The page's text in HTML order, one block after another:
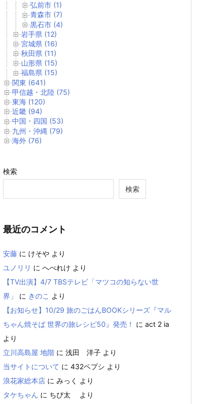
弘前市 (1)
青森市 (7)
黒石市 (4)
岩手県 (12)
宮城県 (16)
秋田県 (11)
山形県 (15)
福島県 (15)
関東 (641)
甲信越・北陸 (75)
東海 (120)
近畿 (94)
中国・四国 (53)
九州・沖縄 (79)
海外 (76)
検索
検索
最近のコメント
安藤 に けそや より
ユノリリ に へべれけ より
【TV出演】4/7 TBSテレビ「マツコの知らない世
界」
に きのこ より
【お知らせ】10/29 旅のごはんBOOKシリーズ『マル
ちゃん焼そば 世界の旅レシピ50』発売！
に act 2 ia
より
立川高島屋 地階 に 浅田 洋子 より
当サイトについて に 432ペプシ より
浪花家総本店 に みっく
より
タケちゃん に ちび太 より